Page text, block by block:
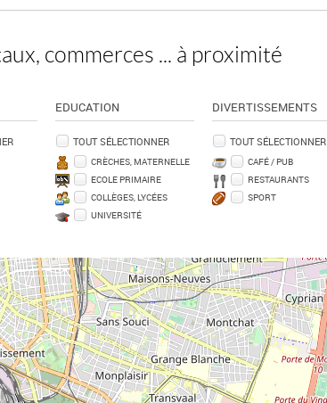
commerces ... à proximité
EDUCATION
TOUT SÉLECTIONNER
CRÈCHES, MATERNELLE
ECOLE PRIMAIRE
COLLÈGES, LYCÉES
UNIVERSITÉ
DIVERTISSEMENTS
TOUT SÉLECTIONNER
CAFÉ / PUB
RESTAURANTS
SPORT